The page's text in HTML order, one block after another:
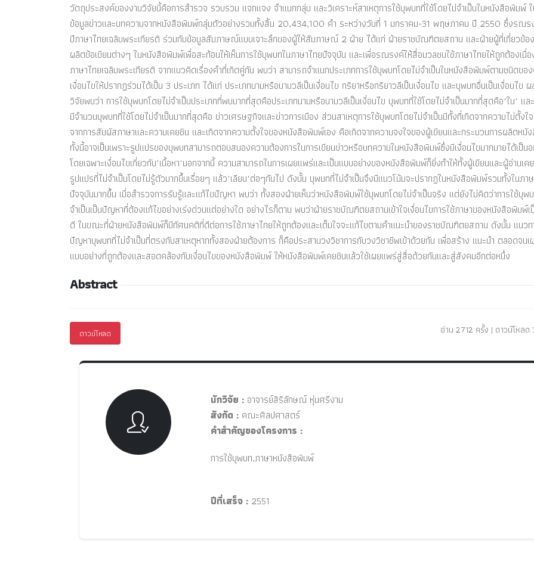
วัตถุประสงค์ของงานวิจัยนี้คือการสำรวจ รวบรวม แจกแจง จำแนกกลุ่ม และวิเคราะห์สาเหตุการใช้บุพบทที่ใช้โดยไม่จำเป็นในหนังสือพิมพ์
ข้อมูลข่าวและบทความจากหนังสือพิมพ์กลุ่มตัวอย่างรวมทั้งสิ้น 20,434,100 คำ ระหว่างวันที่ 1 มกราคม-31 พฤษภาคม ปี 2550 ซึ่งรณร
ปีภาษาไทยเฉลิมพระเกียรติ ร่วมกับข้อมูลสัมภาษณ์แบบเจาะลึกของผู้ให้สัมภาษณ์ 2 ฝ่าย ได้แก่ ฝ่ายราชบัณฑิตยสถาน และฝ่ายผู้ที่เกี่ยวข้อ
ผลิตข้อเขียนต่างๆ ในหนังสือพิมพ์เพื่อสะท้อนให้เห็นการใช้บุพบทในภาษาไทยปัจจุบัน และเพื่อรณรงค์ให้สื่อมวลชนใช้ภาษาไทยให้ถูกต้องเนื่อ
ภาษาไทยเฉลิมพระเกียรติ จากแนวคิดเรื่องคำที่เกิดคู่กัน พบว่า สามารถจำแนกประเภทการใช้บุพบทโดยไม่จำเป็นในหนังสือพิมพ์ตามชนิดของ
เงื่อนไขให้ปรากฏร่วมได้เป็น 3 ประเภท ได้แก่ ประเภทนามหรือนามวลีเป็นเงื่อนไข กริยาหรือกริยาวลีเป็นเงื่อนไข และบุพบทอื่นเป็นเงื่อนไข ผ
วิจัยพบว่า การใช้บุพบทโดยไม่จำเป็นประเภทที่พบมากที่สุดคือประเภทนามหรือนามวลีเป็นเงื่อนไข บุพบทที่ใช้โดยไม่จำเป็นมากที่สุดคือ"ใน" แล
มีจำนวนบุพบทที่ใช้โดยไม่จำเป็นมากที่สุดคือ ข่าวเศรษฐกิจและข่าวการเมือง ส่วนสาเหตุการใช้บุพบทโดยไม่จำเป็นมีทั้งที่เกิดจากความไม่ตั้งใ
จากการสัมผัสภาษาและความเคยชิน และเกิดจากความตั้งใจของหนังสือพิมพ์เอง คือเกิดจากความจงใจของผู้เขียนและกระบวนการผลิตห
ทั้งนี้อาจเป็นเพราะรูปแปรของบุพบทสามารถตอบสนองความต้องการในการเขียนข่าวหรือบทความในหนังสือพิมพ์ซึ่งมีเงื่อนไขมากมายได้เป็น
โดยเฉพาะเงื่อนไขเกี่ยวกับ"เนื้อหา"นอกจากนี้ ความสามารถในการเผยแพร่และเป็นแบบอย่างของหนังสือพิมพ์ก็ยิ่งทำให้ทั้งผู้เขียนและผู้อ่านเค
รูปแปรที่ไม่จำเป็นโดยไม่รู้ตัวมากขึ้นเรื่อยๆ แล้ว"เลียน"ต่อๆกันไป ดังนั้น บุพบทที่ไม่จำเป็นจึงมีแนวโน้มจะปรากฏในหนังสือพิมพ์รวมทั้งในภา
ปัจจุบันมากขึ้น เมื่อสำรวจการรับรู้และแก้ไขปัญหา พบว่า ทั้งสองฝ่ายเห็นว่าหนังสือพิมพ์ใช้บุพบทโดยไม่จำเป็นจริง แต่ยังไม่คิดว่าการใช้บุพ
จำเป็นเป็นปัญหาที่ต้องแก้ไขอย่างเร่งด่วนแต่อย่างใด อย่างไรก็ตาม พบว่าฝ่ายราชบัณฑิตยสถานเข้าใจเงื่อนไขการใช้ภาษาของหนังสือพิมพ์เ
ดี ในขณะที่ฝ่ายหนังสือพิมพ์ก็มีทัศนคติที่ดีต่อการใช้ภาษาไทยให้ถูกต้องและเต็มใจจะแก้ไขตามคำแนะนำของราชบัณฑิตยสถาน ดังนั้น แนวท
ปัญหาบุพบทที่ไม่จำเป็นที่ตรงกับสาเหตุหากทั้งสองฝ่ายต้องการ ก็คือประสานวงวิชาการกับวงวิชาชีพเข้าด้วยกัน เพื่อสร้าง แนะนำ ตลอดจน
แบบอย่างที่ถูกต้องและสอดคล้องกับเงื่อนไขของหนังสือพิมพ์ ให้หนังสือพิมพ์เคยชินแล้วใช้เผยแพร่สู่สื่อด้วยกันและสู่สังคมอีกต่อหนึ่ง
Abstract
ดาวน์โหลด อ่าน 2712 ครั้ง | ดาวน์โหลด
นักวิจัย : อาจารย์สิริลักษณ์ หุ่นศรีงาม
สังกัด : คณะศิลปศาสตร์
คำสำคัญของโครงการ :
การใช้บุพบท,ภาษาหนังสือพิมพ์
ปีที่เสร็จ : 2551